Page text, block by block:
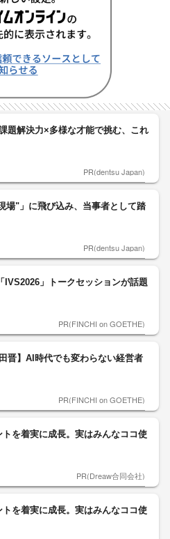
題解決力×多様な才能で挑む、これ
PR(dentsu Japan)
場"」に飛び込み、当事者として踏
PR(dentsu Japan)
IVS2026」トークセッションが話題
PR(FINCHI on GOETHE)
晋】AI時代でも変わらない経営者
PR(FINCHI on GOETHE)
を着実に成長。実はみんなココ使
PR(Dreaw合同会社)
を着実に成長。実はみんなココ使